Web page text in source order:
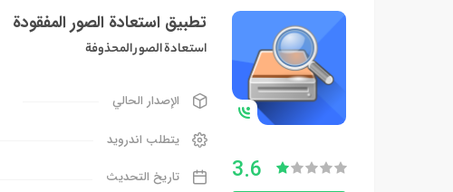
3.6
تطبيق استعادة الصور المفقودة
استعادة الصور المحذوفة
الإصدار الحالي
يتطلب اندرويد
تاريخ التحديث